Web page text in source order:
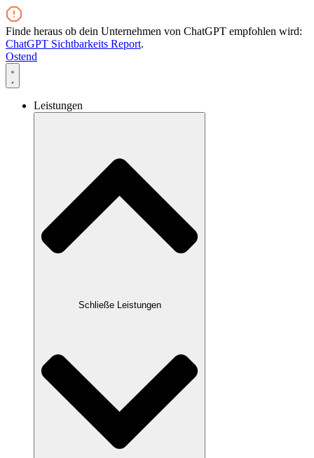
Zum
Inhalt
wechseln
Finde heraus ob dein Unternehmen von ChatGPT empfohlen wird:
ChatGPT Sichtbarkeits Report.
Ostend
Leistungen
Schließe Leistungen